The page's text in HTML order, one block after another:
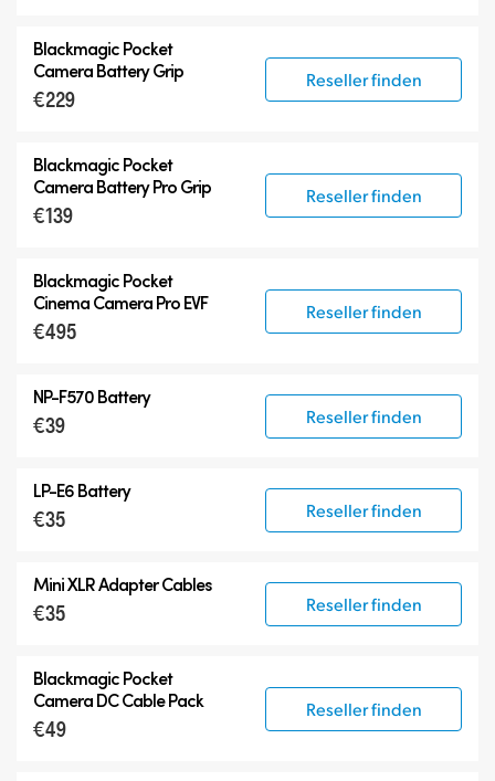
Blackmagic Pocket
Camera Battery Grip
€229
Reseller finden
Blackmagic Pocket
Camera Battery Pro Grip
€139
Reseller finden
Blackmagic Pocket
Cinema Camera Pro EVF
€495
Reseller finden
NP-F570 Battery
€39 Reseller finden
LP-E6 Battery
€35 Reseller finden
Mini XLR Adapter Cables
€35 Reseller finden
Blackmagic Pocket
CameraDC Cable Pack
€49
Reseller finden